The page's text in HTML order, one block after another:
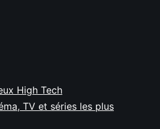
High Tech
TV et séries les plus